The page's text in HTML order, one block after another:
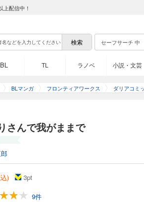
配信中！
セーフサーチ 中
BL TL ラノベ 小説・文芸
BLマンガ フロンティアワークス ダリアコミ
さんで我がままで
) 3pt
9件